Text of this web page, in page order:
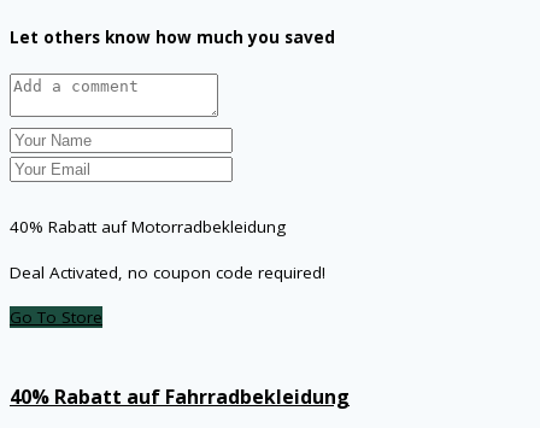
Let others know how much you saved
40% Rabatt auf Motorradbekleidung
Deal Activated, no coupon code required!
Go To Store
40% Rabatt auf Fahrradbekleidung